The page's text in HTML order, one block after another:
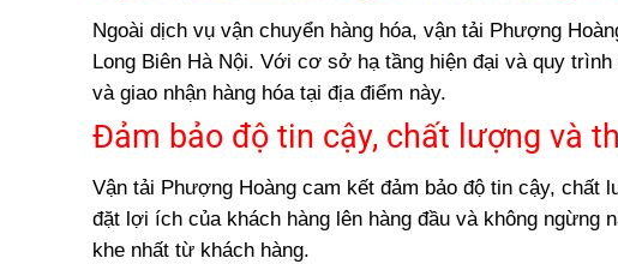
Ngoài dịch vụ vận chuyển hàng hóa, vận tải Phượng
Long Biên Hà Nội. Với cơ sở hạ tầng hiện đại và quy
và giao nhận hàng hóa tại địa điểm này.
Đảm bảo độ tin cậy, chất lượng và
Vận tải Phượng Hoàng cam kết đảm bảo độ tin cậy, chất
đặt lợi ích của khách hàng lên hàng đầu và không
khe nhất từ khách hàng.